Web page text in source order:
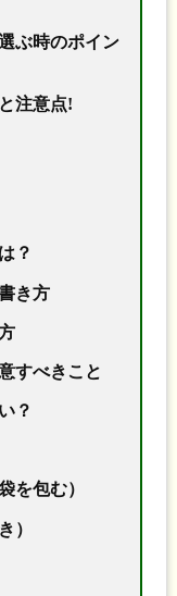
ぶ時のポイン
注意点!
？
き方
すべきこと
？
を包む）
）